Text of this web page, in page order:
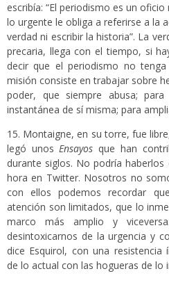
escribía: “El periodismo es un
lo urgente le obliga a referirse a la
verdad ni escribir la historia”. La
precaria, llega con el tiempo, si
decir que el periodismo no
misión consiste en trabajar sobre
poder, que siempre abusa;
instantánea de sí misma; para
15. Montaigne, en su torre, fue
legó unosEnsayos que han
durante siglos. No podría
hora en Twitter. Nosotros no
con ellos podemos recordar
atención son limitados, que lo
marco más amplio y
desintoxicarnos de la urgencia y
dice Esquirol, con una resistencia
de lo actual con las hogueras de lo